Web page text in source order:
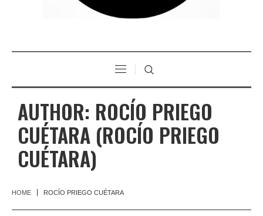
AUTHOR: ROCÍO PRIEGO
CUÉTARA (ROCÍO PRIEGO
CUÉTARA)
HOME ROCÍO PRIEGO CUÉTARA